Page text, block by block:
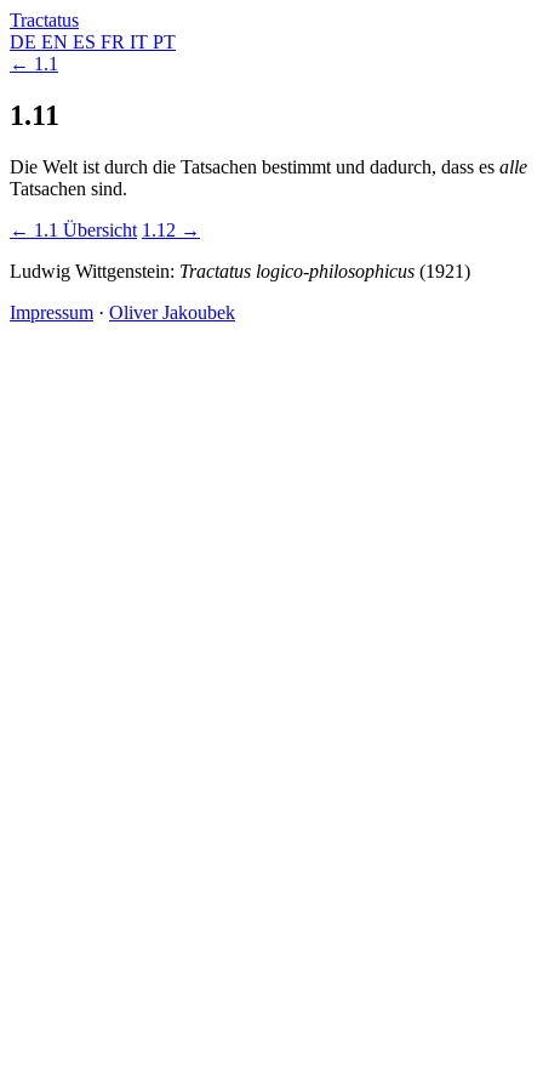
Tractatus
DE EN ES FR IT PT
← 1.1
1.11
Die Welt ist durch die Tatsachen bestimmt und dadurch, dass es alle
Tatsachen sind.
← 1.1 Übersicht 1.12 →
Ludwig Wittgenstein: Tractatus logico-philosophicus (1921)
Impressum · Oliver Jakoubek